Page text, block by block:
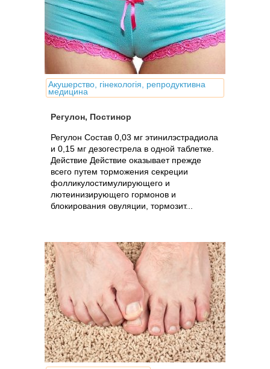
Акушерство, гінекологія, репродуктивна
медицина
Регулон, Постинор
Регулон Состав 0,03 мг этинилэстрадиола
и 0,15 мг дезогестрела в одной таблетке.
Действие Действие оказывает прежде
всего путем торможения секреции
фолликулостимулирующего и
лютеинизирующего гормонов и
блокирования овуляции, тормозит...